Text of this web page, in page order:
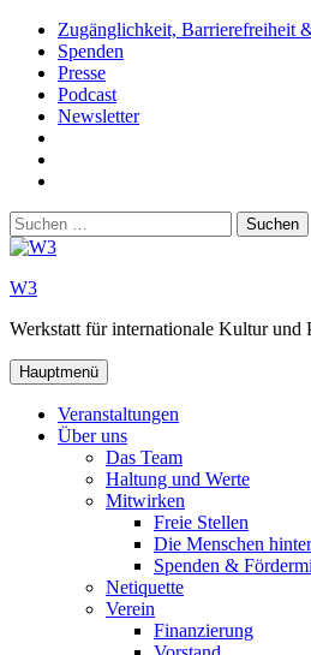
Zum
Inhalt
springen
Zugänglichkeit, Barrierefreiheit
Spenden
Presse
Podcast
Newsletter
Youtube
Suchen
nach:
W3
Werkstatt für internationale Kultur und
Hauptmenü
Veranstaltungen
Über uns
Das Team
Haltung und Werte
Mitwirken
Freie Stellen
Die Menschen
Spenden &
Netiquette
Verein
Finanzierung